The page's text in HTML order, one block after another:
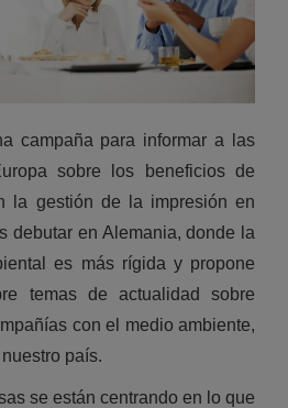
campaña para informar a las
sobre los beneficios de
la gestión de la impresión en
debutar en Alemania, donde la
es más rígida y propone
temas de actualidad sobre
con el medio ambiente,
país.
se están centrando en lo que